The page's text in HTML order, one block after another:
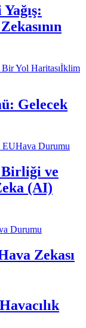
İklim
Gelecek
Hava Durumu
ve
(AI)
Durumu
Zekası